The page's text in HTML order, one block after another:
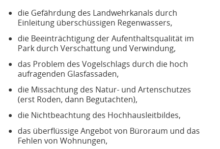
die Gefährdung des Landwehrkanals durch
Einleitung überschüssigen Regenwassers,
die Beeinträchtigung der Aufenthaltsqualität im
Park durch Verschattung und Verwindung,
das Problem des Vogelschlags durch die hoch
aufragenden Glasfassaden,
die Missachtung des Natur- und Artenschutzes
(erst Roden, dann Begutachten),
die Nichtbeachtung des Hochhausleitbildes,
das überflüssige Angebot von Büroraum und das
Fehlen von Wohnungen,